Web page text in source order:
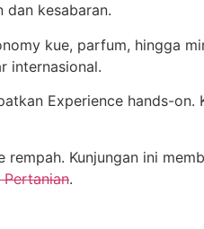
dan kesabaran.
kue, parfum, hingga
internasional.
Experience hands-on.
Kunjungan ini
.